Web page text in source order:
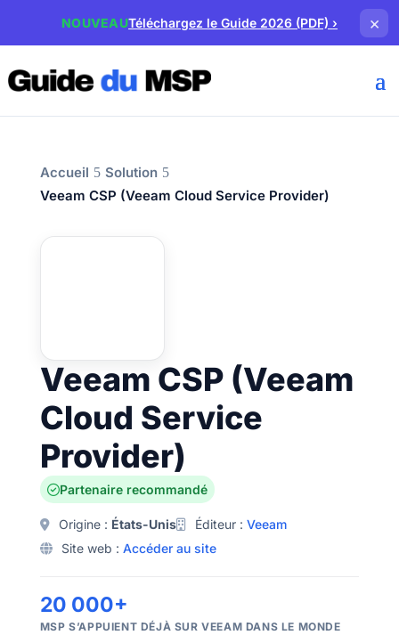
NOUVEAUTéléchargez le Guide 2026 (PDF)› ×
Accueil
Solution
Veeam CSP (Veeam Cloud Service Provider)
Veeam CSP (Veeam
Cloud Service
Provider)
Partenaire recommandé
Origine : États-Unis Éditeur : Veeam
Site web : Accéder au site
20 000+
MSP S’APPUIENT DÉJÀ SUR VEEAM DANS LE MONDE